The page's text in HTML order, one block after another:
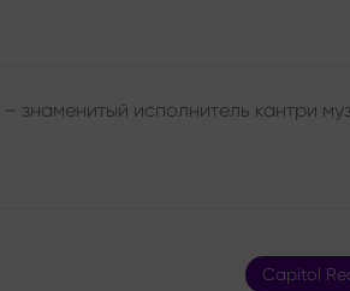
знаменитый исполнитель кантри
Capitol